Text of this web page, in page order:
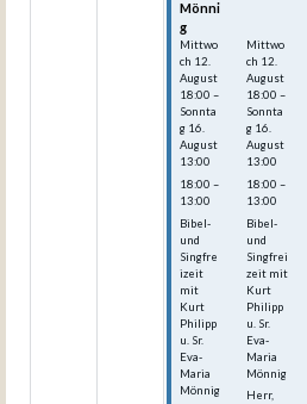
Mönni
g
Mittwo
ch 12.
August
18:00 –
Sonnta
g 16.
August
13:00
18:00 –
13:00
Bibel-
und
Singfre
izeit
mit
Kurt
Philipp
u. Sr.
Eva-
Maria
Mönnig
Mittwo
ch 12.
August
18:00 –
Sonnta
g 16.
August
13:00
18:00 –
13:00
Bibel-
und
Singfrei
zeit mit
Kurt
Philipp
u. Sr.
Eva-
Maria
Mönnig
Herr,